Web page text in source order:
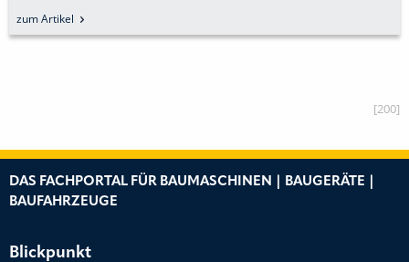
zum Artikel
[200]
DAS FACHPORTAL FÜR BAUMASCHINEN | BAUGERÄTE |
BAUFAHRZEUGE
Blickpunkt